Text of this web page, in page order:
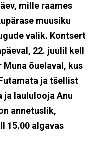
mille raames
muusiku
valik. Kontsert
22. juulil kell
Muna õuelaval, kus
ja tšellist
ja laululooja Anu
annetuslik,
15.00 algavas